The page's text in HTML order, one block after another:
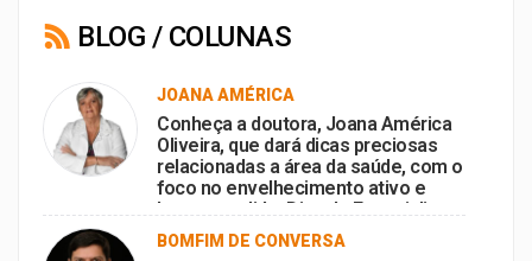
BLOG / COLUNAS
JOANA AMÉRICA
Conheça a doutora, Joana América
Oliveira, que dará dicas preciosas
relacionadas a área da saúde, com o
foco no envelhecimento ativo e
bem-sucedido, Dica de Especialista
no portal BomFm.
BOMFIM DE CONVERSA